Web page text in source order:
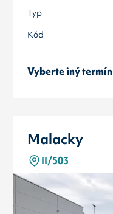
Typ
Kód
Vyberte iný termín
Malacky
II/503